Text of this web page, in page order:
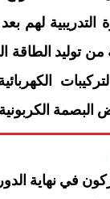
لهم
من توليد الطاقة
في نهاية